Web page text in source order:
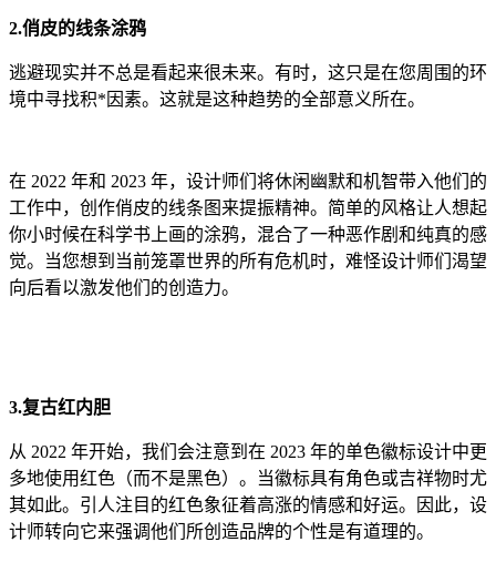
2.俏皮的线条涂鸦
逃避现实并不总是看起来很未来。有时，这只是在您周围的环
境中寻找积*因素。这就是这种趋势的全部意义所在。
在 2022 年和 2023 年，设计师们将休闲幽默和机智带入他们的
工作中，创作俏皮的线条图来提振精神。简单的风格让人想起
你小时候在科学书上画的涂鸦，混合了一种恶作剧和纯真的感
觉。当您想到当前笼罩世界的所有危机时，难怪设计师们渴望
向后看以激发他们的创造力。
3.复古红内胆
从 2022 年开始，我们会注意到在 2023 年的单色徽标设计中更
多地使用红色（而不是黑色）。当徽标具有角色或吉祥物时尤
其如此。引人注目的红色象征着高涨的情感和好运。因此，设
计师转向它来强调他们所创造品牌的个性是有道理的。